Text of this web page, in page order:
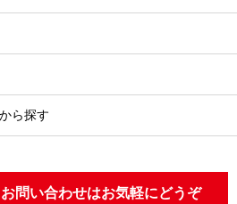
ら探す
問い合わせはお気軽にどうぞ